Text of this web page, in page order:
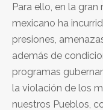
Para ello, en la
mexicano ha
presiones,
además de
programas
la violación de los
nuestros Pueblos,